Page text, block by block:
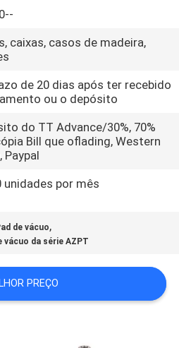
caixas, casos de madeira,
de 20 dias após ter recebido
ou o depósito
do TT Advance/30%, 70%
Bill que oflading, Western
Paypal
unidades por mês
de vácuo,
vácuo da série AZPT
PREÇO